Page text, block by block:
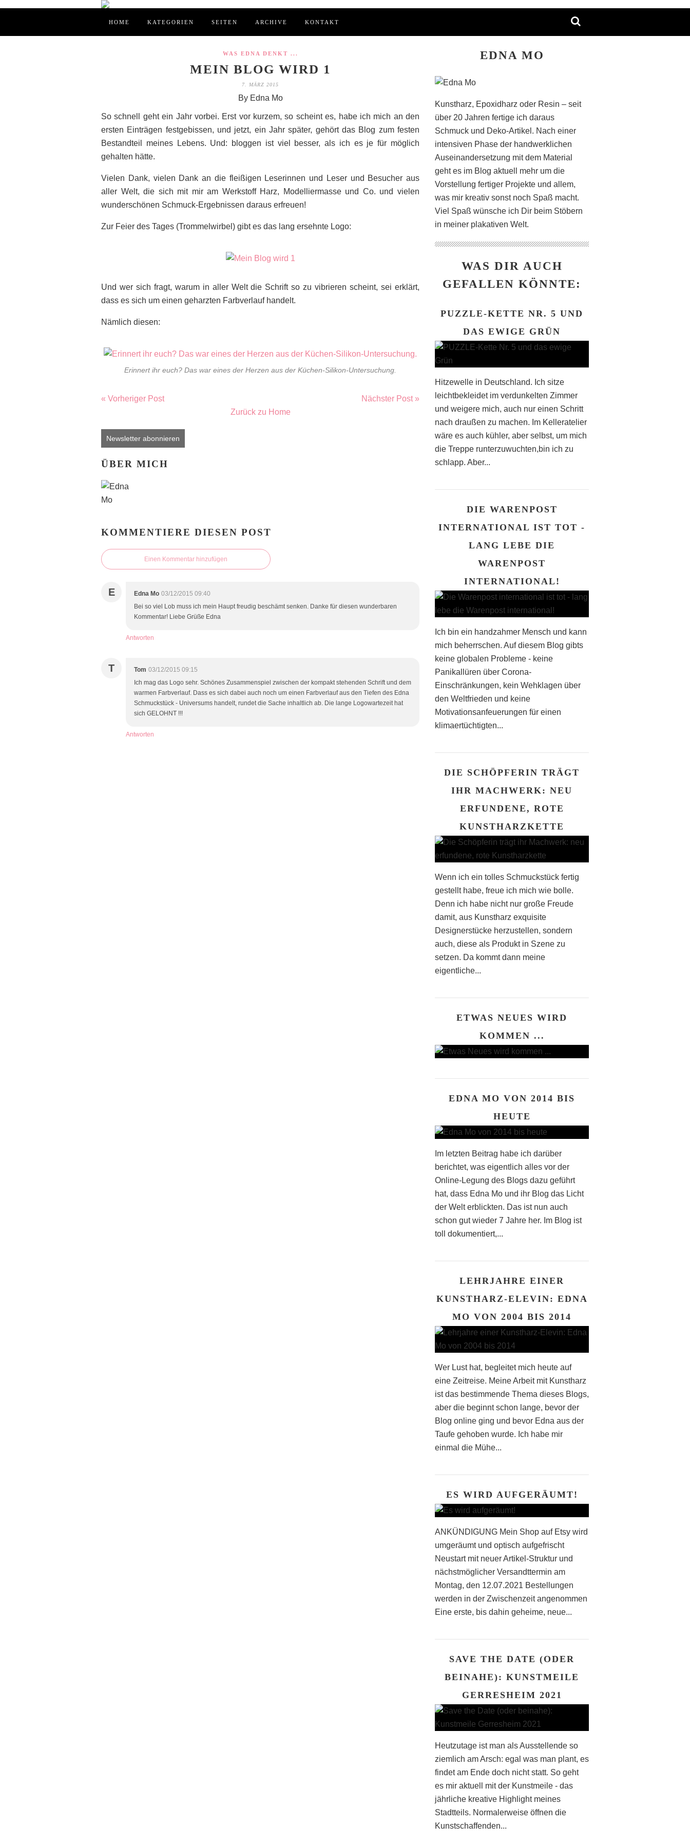
HOME KATEGORIEN SEITEN ARCHIVE KONTAKT
WAS EDNA DENKT ...
MEIN BLOG WIRD 1
7. MÄRZ 2015
By Edna Mo
So schnell geht ein Jahr vorbei. Erst vor kurzem, so scheint es, habe ich mich an den
ersten Einträgen festgebissen, und jetzt, ein Jahr später, gehört das Blog zum festen
Bestandteil meines Lebens. Und: bloggen ist viel besser, als ich es je für möglich
gehalten hätte.
Vielen Dank, vielen Dank an die fleißigen Leserinnen und Leser und Besucher aus
aller Welt, die sich mit mir am Werkstoff Harz, Modelliermasse und Co. und vielen
wunderschönen Schmuck-Ergebnissen daraus erfreuen!
Zur Feier des Tages (Trommelwirbel) gibt es das lang ersehnte Logo:
Und wer sich fragt, warum in aller Welt die Schrift so zu vibrieren scheint, sei erklärt,
dass es sich um einen geharzten Farbverlauf handelt.
Nämlich diesen:
Erinnert ihr euch? Das war eines der Herzen aus der Küchen-Silikon-Untersuchung.
« Vorheriger Post
Nächster Post »
Zurück zu Home
Newsletter abonnieren
ÜBER MICH
KOMMENTIERE DIESEN POST
Einen Kommentar hinzufügen
E Edna Mo 03/12/2015 09:40
Bei so viel Lob muss ich mein Haupt freudig beschämt senken. Danke für diesen wunderbaren
Kommentar! Liebe Grüße Edna
Antworten
T Tom 03/12/2015 09:15
Ich mag das Logo sehr. Schönes Zusammenspiel zwischen der kompakt stehenden Schrift und dem
warmen Farbverlauf. Dass es sich dabei auch noch um einen Farbverlauf aus den Tiefen des Edna
Schmuckstück - Universums handelt, rundet die Sache inhaltlich ab. Die lange Logowartezeit hat
sich GELOHNT !!!
Antworten
EDNA MO
Kunstharz, Epoxidharz oder Resin – seit
über 20 Jahren fertige ich daraus
Schmuck und Deko-Artikel. Nach einer
intensiven Phase der handwerklichen
Auseinandersetzung mit dem Material
geht es im Blog aktuell mehr um die
Vorstellung fertiger Projekte und allem,
was mir kreativ sonst noch Spaß macht.
Viel Spaß wünsche ich Dir beim Stöbern
in meiner plakativen Welt.
WAS DIR AUCH
GEFALLEN KÖNNTE:
PUZZLE-KETTE NR. 5 UND
DAS EWIGE GRÜN
Hitzewelle in Deutschland. Ich sitze
leichtbekleidet im verdunkelten Zimmer
und weigere mich, auch nur einen Schritt
nach draußen zu machen. Im Kelleratelier
wäre es auch kühler, aber selbst, um mich
die Treppe runterzuwuchten,bin ich zu
schlapp. Aber...
DIE WARENPOST
INTERNATIONAL IST TOT -
LANG LEBE DIE
WARENPOST
INTERNATIONAL!
Ich bin ein handzahmer Mensch und kann
mich beherrschen. Auf diesem Blog gibts
keine globalen Probleme - keine
Panikallüren über Corona-
Einschränkungen, kein Wehklagen über
den Weltfrieden und keine
Motivationsanfeuerungen für einen
klimaertüchtigten...
DIE SCHÖPFERIN TRÄGT
IHR MACHWERK: NEU
ERFUNDENE, ROTE
KUNSTHARZKETTE
Wenn ich ein tolles Schmuckstück fertig
gestellt habe, freue ich mich wie bolle.
Denn ich habe nicht nur große Freude
damit, aus Kunstharz exquisite
Designerstücke herzustellen, sondern
auch, diese als Produkt in Szene zu
setzen. Da kommt dann meine
eigentliche...
ETWAS NEUES WIRD
KOMMEN ...
EDNA MO VON 2014 BIS
HEUTE
Im letzten Beitrag habe ich darüber
berichtet, was eigentlich alles vor der
Online-Legung des Blogs dazu geführt
hat, dass Edna Mo und ihr Blog das Licht
der Welt erblickten. Das ist nun auch
schon gut wieder 7 Jahre her. Im Blog ist
toll dokumentiert,...
LEHRJAHRE EINER
KUNSTHARZ-ELEVIN: EDNA
MO VON 2004 BIS 2014
Wer Lust hat, begleitet mich heute auf
eine Zeitreise. Meine Arbeit mit Kunstharz
ist das bestimmende Thema dieses Blogs,
aber die beginnt schon lange, bevor der
Blog online ging und bevor Edna aus der
Taufe gehoben wurde. Ich habe mir
einmal die Mühe...
ES WIRD AUFGERÄUMT!
ANKÜNDIGUNG Mein Shop auf Etsy wird
umgeräumt und optisch aufgefrischt
Neustart mit neuer Artikel-Struktur und
nächstmöglicher Versandttermin am
Montag, den 12.07.2021 Bestellungen
werden in der Zwischenzeit angenommen
Eine erste, bis dahin geheime, neue...
SAVE THE DATE (ODER
BEINAHE): KUNSTMEILE
GERRESHEIM 2021
Heutzutage ist man als Ausstellende so
ziemlich am Arsch: egal was man plant, es
findet am Ende doch nicht statt. So geht
es mir aktuell mit der Kunstmeile - das
jährliche kreative Highlight meines
Stadtteils. Normalerweise öffnen die
Kunstschaffenden...